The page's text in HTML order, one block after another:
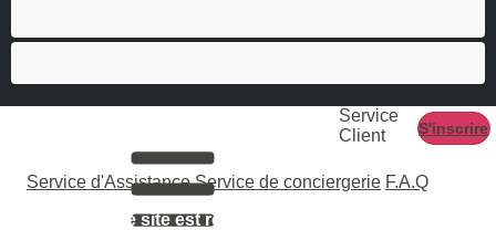
Service
Client
S'inscrire
Service d'Assistance Service de conciergerie F.A.Q
L'accès à ce site est réservé aux adultes âgés de 18